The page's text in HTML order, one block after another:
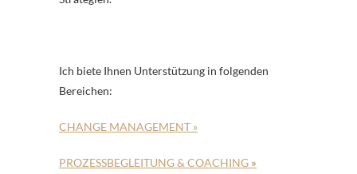
Ich biete Ihnen Unterstützung in folgenden
Bereichen:
CHANGE MANAGEMENT »
PROZESSBEGLEITUNG & COACHING »